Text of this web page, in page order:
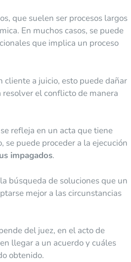
que suelen ser procesos largos
En muchos casos, se puede
que implica un proceso
cliente a juicio, esto puede dañar
el conflicto de manera
refleja en un acta que tiene
se puede proceder a la ejecución
impagados.
búsqueda de soluciones que un
mejor a las circunstancias
del juez, en el acto de
llegar a un acuerdo y cuáles
obtenido.